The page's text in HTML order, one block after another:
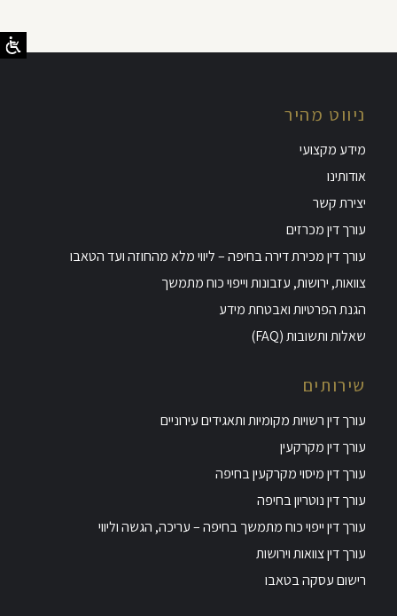
ניווט מהיר
מידע מקצועי
אודותינו
יצירת קשר
עורך דין מכרזים
עורך דין מכירת דירה בחיפה – ליווי מלא מהחוזה ועד הטאבו
צוואות, ירושות, עזבונות וייפוי כוח מתמשך
הגנת הפרטיות ואבטחת מידע
שאלות ותשובות (FAQ)
שירותים
עורך דין רשויות מקומיות ותאגידים עירוניים
עורך דין מקרקעין
עורך דין מיסוי מקרקעין בחיפה
עורך דין נוטריון בחיפה
עורך דין ייפוי כוח מתמשך בחיפה – עריכה, הגשה וליווי
עורך דין צוואות וירושות
רישום עסקה בטאבו